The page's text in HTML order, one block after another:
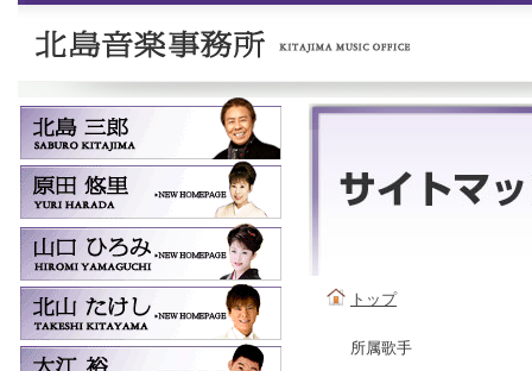
トップ
所属歌手